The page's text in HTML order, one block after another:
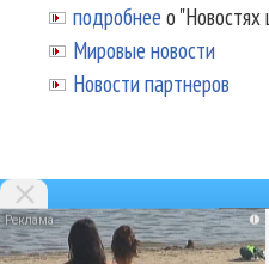
подробнее о
Мировые новости
Новости партнеров
© 2002-2026.Информационное
i